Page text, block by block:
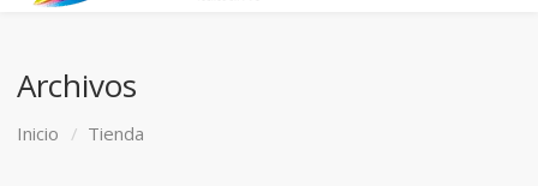
Archivos
Inicio Tienda